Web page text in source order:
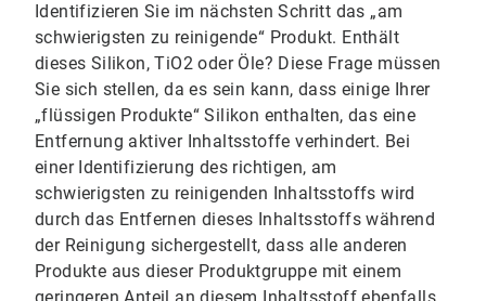
Identifizieren Sie im nächsten Schritt das „am
schwierigsten zu reinigende“ Produkt. Enthält
dieses Silikon, TiO2 oder Öle? Diese Frage müssen
Sie sich stellen, da es sein kann, dass einige Ihrer
„flüssigen Produkte“ Silikon enthalten, das eine
Entfernung aktiver Inhaltsstoffe verhindert. Bei
einer Identifizierung des richtigen, am
schwierigsten zu reinigenden Inhaltsstoffs wird
durch das Entfernen dieses Inhaltsstoffs während
der Reinigung sichergestellt, dass alle anderen
Produkte aus dieser Produktgruppe mit einem